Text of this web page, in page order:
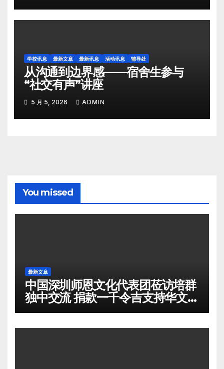
学校讯息 最新文章 最新讯息 活动讯息 辅导处
从沟通到边界感——宿舍生参与
“社交有声”讲座
5 月 5, 2026 ADMIN
You missed
最新文章
中国深圳师恩文化代表团莅访培群
独中交流 捐款一千令吉支持华文教
育